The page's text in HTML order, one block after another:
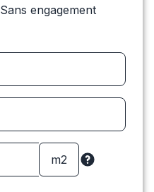
Sans engagement